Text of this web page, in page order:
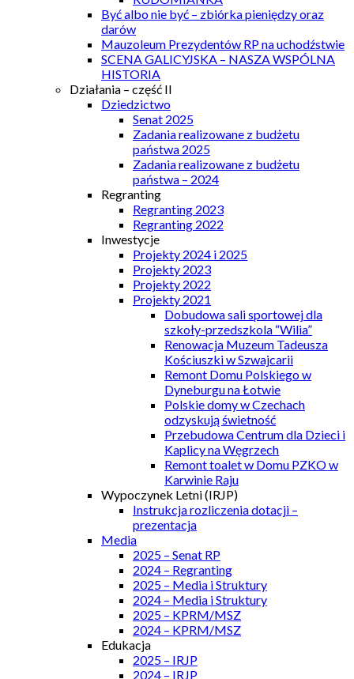
Być albo nie być – zbiórka pieniędzy oraz
darów
Mauzoleum Prezydentów RP na uchodźstwie
SCENA GALICYJSKA – NASZA WSPÓLNA
HISTORIA
Działania – część II
Dziedzictwo
Senat 2025
Zadania realizowane z budżetu
państwa 2025
Zadania realizowane z budżetu
państwa – 2024
Regranting
Regranting 2023
Regranting 2022
Inwestycje
Projekty 2024 i 2025
Projekty 2023
Projekty 2022
Projekty 2021
Dobudowa sali sportowej dla
szkoły-przedszkola “Wilia”
Renowacja Muzeum Tadeusza
Kościuszki w Szwajcarii
Remont Domu Polskiego w
Dyneburgu na Łotwie
Polskie domy w Czechach
odzyskują świetność
Przebudowa Centrum dla Dzieci i
Kaplicy na Węgrzech
Remont toalet w Domu PZKO w
Karwinie Raju
Wypoczynek Letni (IRJP)
Instrukcja rozliczenia dotacji –
prezentacja
Media
2025 – Senat RP
2024 – Regranting
2025 – Media i Struktury
2024 – Media i Struktury
2025 – KPRM/MSZ
2024 – KPRM/MSZ
Edukacja
2025 – IRJP
2024 – IRJP